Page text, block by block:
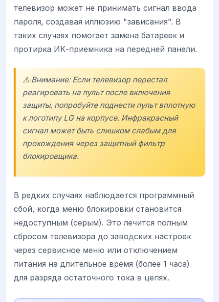
телевизор может не принимать сигнал ввода
пароля, создавая иллюзию "зависания". В
таких случаях помогает замена батареек и
протирка ИК-приемника на передней панели.
⚠️ Внимание: Если телевизор перестал
реагировать на пульт после включения
защиты, попробуйте поднести пульт вплотную
к логотипуLGна корпусе. Инфракрасный
сигнал может быть слишком слабым для
прохождения через защитный фильтр
блокировщика.
В редких случаях наблюдается программный
сбой, когда меню блокировки становится
недоступным (серым). Это лечится полным
сбросом телевизора до заводских настроек
через сервисное меню или отключением
питания на длительное время (более 1 часа)
для разряда остаточного тока в цепях.